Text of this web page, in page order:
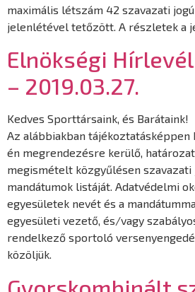
maximális létszám 42 szavazati
jelenlétével tetőzött. A részletek a
Elnökségi Hírlevél
– 2019.03.27.
Kedves Sporttársaink, és Barátaink!
Az alábbiakban tájékoztatásképpen
én megrendezésre kerülő,
megismételt közgyűlésen
mandátumok listáját. Adatvédelmi
egyesületek nevét és a
egyesületi vezető, és/vagy
rendelkező sportoló
közöljük.